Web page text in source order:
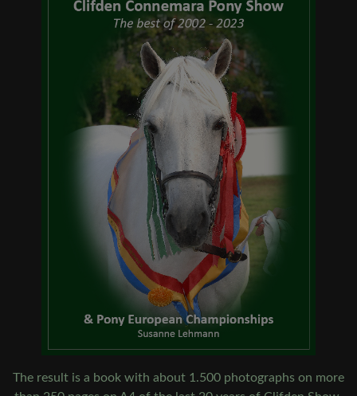
The result is a book with about 1.500 photographs on more